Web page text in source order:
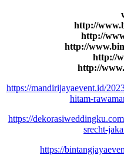
http://
http://
http://
http://
http://
https://mandirijayaevent.id/
hitam-
https://
srecht-
https://